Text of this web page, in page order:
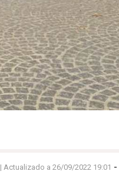
| Actualizado a 26/09/2022 19:01 -